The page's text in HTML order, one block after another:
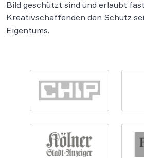
Bild geschützt sind und erlaubt
Kreativschaffenden den Schutz
Eigentums.